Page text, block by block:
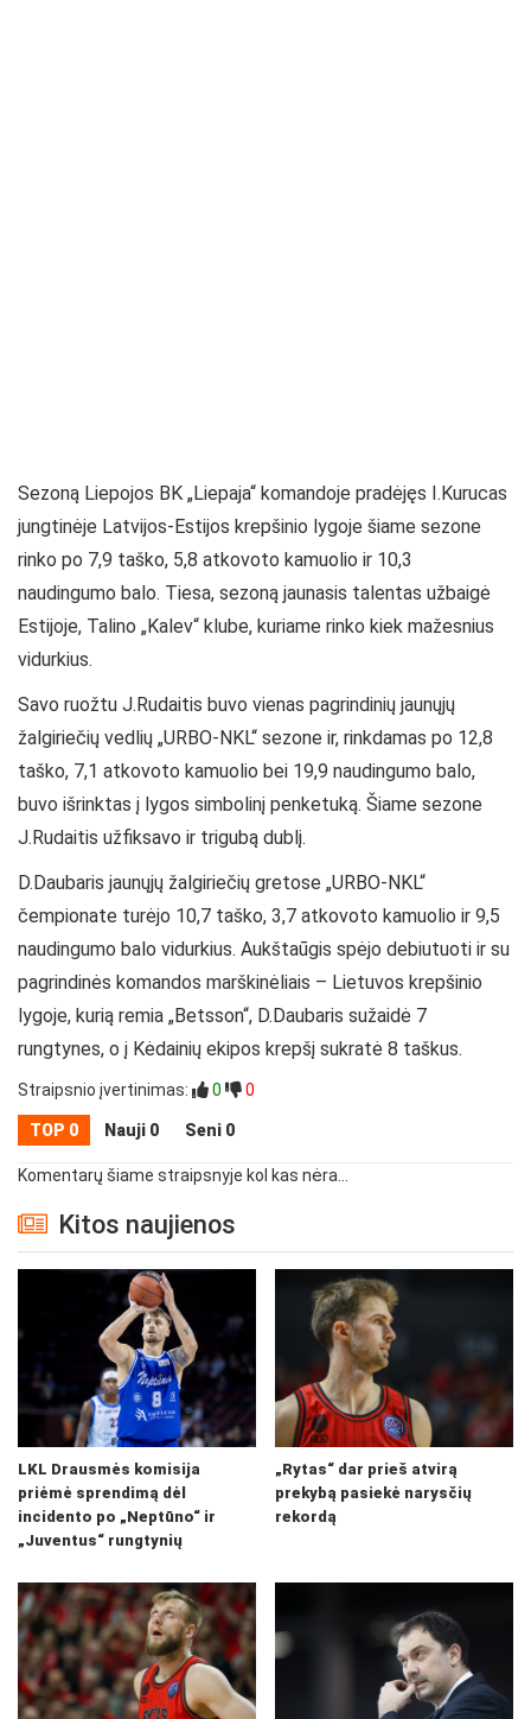
Sezoną Liepojos BK „Liepaja“ komandoje pradėjęs I.Kurucas
jungtinėje Latvijos-Estijos krepšinio lygoje šiame sezone
rinko po 7,9 taško, 5,8 atkovoto kamuolio ir 10,3
naudingumo balo. Tiesa, sezoną jaunasis talentas užbaigė
Estijoje, Talino „Kalev“ klube, kuriame rinko kiek mažesnius
vidurkius.
Savo ruožtu J.Rudaitis buvo vienas pagrindinių jaunųjų
žalgiriečių vedlių „URBO-NKL“ sezone ir, rinkdamas po 12,8
taško, 7,1 atkovoto kamuolio bei 19,9 naudingumo balo,
buvo išrinktas į lygos simbolinį penketuką. Šiame sezone
J.Rudaitis užfiksavo ir trigubą dublį.
D.Daubaris jaunųjų žalgiriečių gretose „URBO-NKL“
čempionate turėjo 10,7 taško, 3,7 atkovoto kamuolio ir 9,5
naudingumo balo vidurkius. Aukštaūgis spėjo debiutuoti ir su
pagrindinės komandos marškinėliais – Lietuvos krepšinio
lygoje, kurią remia „Betsson“, D.Daubaris sužaidė 7
rungtynes, o į Kėdainių ekipos krepšį sukratė 8 taškus.
Straipsnio įvertinimas: 0 0
TOP 0 Nauji 0 Seni 0
Komentarų šiame straipsnyje kol kas nėra...
Kitos naujienos
LKL Drausmės komisija
priėmė sprendimą dėl
incidento po „Neptūno“ ir
„Juventus“ rungtynių
„Rytas“ dar prieš atvirą
prekybą pasiekė narysčių
rekordą